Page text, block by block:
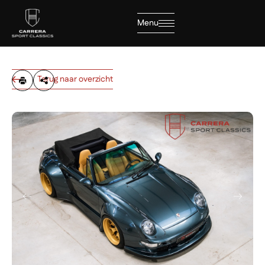
Menu
Sluiten
Home
Collectie
Diensten
Over ons
Terug naar overzicht